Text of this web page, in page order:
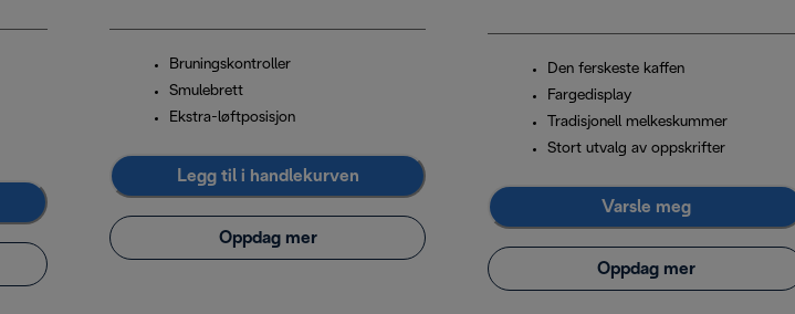
Bruningskontroller
Smulebrett
Ekstra-løftposisjon
Legg til i handlekurven
Oppdag mer
Den ferskeste kaffen
Fargedisplay
Tradisjonell melkeskummer
Stort utvalg av oppskrifter
Varsle meg
Oppdag mer